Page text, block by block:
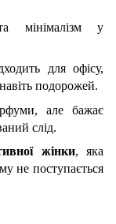
мінімалізм у
для офісу,
подорожей.
але бажає
слід.
жінки, яка
не поступається